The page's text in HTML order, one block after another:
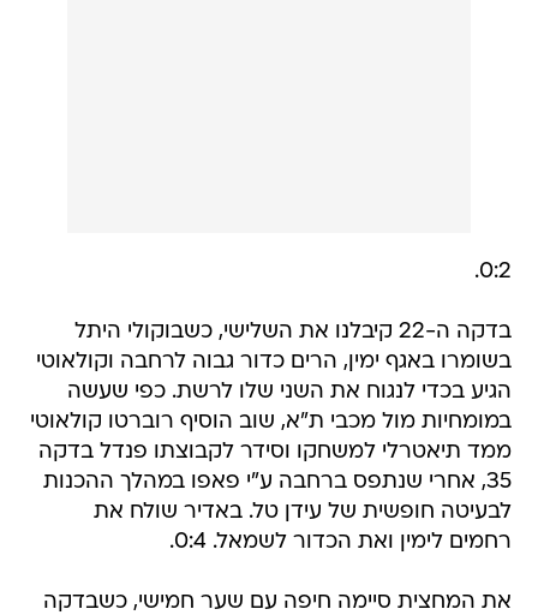
0:2.
בדקה ה-22 קיבלנו את השלישי, כשבוקולי היתל
בשומרו באגף ימין, הרים כדור גבוה לרחבה וקולאוטי
הגיע בכדי לנגוח את השני שלו לרשת. כפי שעשה
במומחיות מול מכבי ת"א, שוב הוסיף רוברטו קולאוטי
ממד תיאטרלי למשחקו וסידר לקבוצתו פנדל בדקה
35, אחרי שנתפס ברחבה ע"י פאפו במהלך ההכנות
לבעיטה חופשית של עידן טל. באדיר שולח את
רחמים לימין ואת הכדור לשמאל. 0:4.
את המחצית סיימה חיפה עם שער חמישי, כשבדקה